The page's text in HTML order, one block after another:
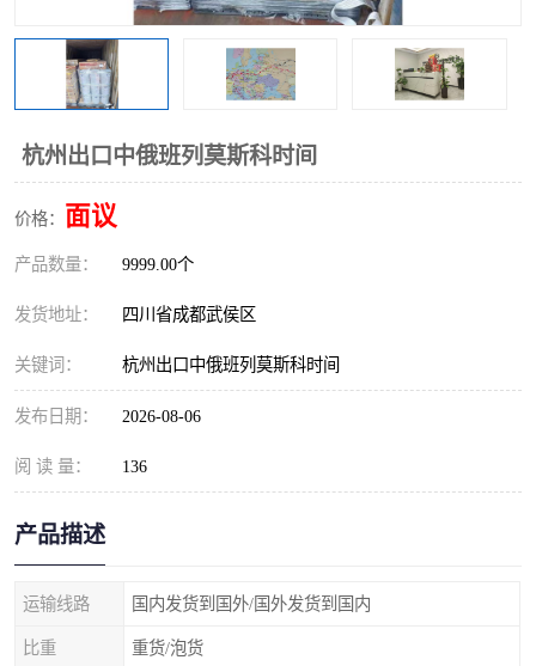
杭州出口中俄班列莫斯科时间
价格： 面议
产品数量： 9999.00个
发货地址： 四川省成都武侯区
关键词： 杭州出口中俄班列莫斯科时间
发布日期： 2026-08-06
阅 读 量： 136
产品描述
运输线路 国内发货到国外/国外发货到国内
比重 重货/泡货